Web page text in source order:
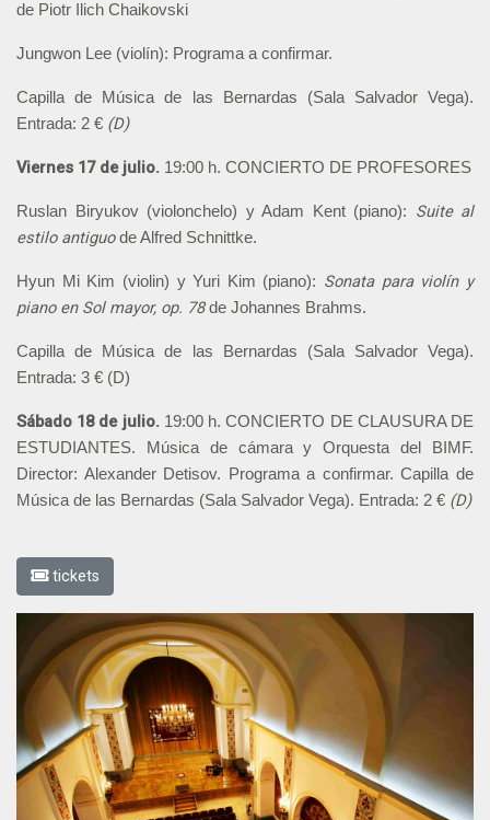
de Piotr Ilich Chaikovski
Jungwon Lee (violín): Programa a confirmar.
Capilla de Música de las Bernardas (Sala Salvador Vega).
Entrada: 2 € (D)
Viernes 17 de julio. 19:00 h. CONCIERTO DE PROFESORES
Ruslan Biryukov (violonchelo) y Adam Kent (piano): Suite al
estilo antiguode Alfred Schnittke.
Hyun Mi Kim (violin) y Yuri Kim (piano): Sonata para violín y
piano en Sol mayor, op. 78de Johannes Brahms.
Capilla de Música de las Bernardas (Sala Salvador Vega).
Entrada: 3 € (D)
Sábado 18 de julio. 19:00 h. CONCIERTO DE CLAUSURA DE
ESTUDIANTES. Música de cámara y Orquesta del BIMF.
Director: Alexander Detisov. Programa a confirmar. Capilla de
Música de las Bernardas (Sala Salvador Vega). Entrada: 2 € (D)
tickets